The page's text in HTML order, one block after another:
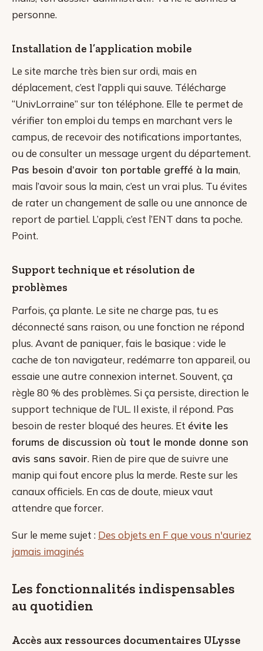
personne.
Installation de l’application mobile
Le site marche très bien sur ordi, mais en
déplacement, c’est l’appli qui sauve. Télécharge
“UnivLorraine” sur ton téléphone. Elle te permet de
vérifier ton emploi du temps en marchant vers le
campus, de recevoir des notifications importantes,
ou de consulter un message urgent du département.
Pas besoin d’avoir ton portable greffé à la main,
mais l’avoir sous la main, c’est un vrai plus. Tu évites
de rater un changement de salle ou une annonce de
report de partiel. L’appli, c’est l’ENT dans ta poche.
Point.
Support technique et résolution de
problèmes
Parfois, ça plante. Le site ne charge pas, tu es
déconnecté sans raison, ou une fonction ne répond
plus. Avant de paniquer, fais le basique : vide le
cache de ton navigateur, redémarre ton appareil, ou
essaie une autre connexion internet. Souvent, ça
règle 80 % des problèmes. Si ça persiste, direction le
support technique de l’UL. Il existe, il répond. Pas
besoin de rester bloqué des heures. Et évite les
forums de discussion où tout le monde donne son
avis sans savoir. Rien de pire que de suivre une
manip qui fout encore plus la merde. Reste sur les
canaux officiels. En cas de doute, mieux vaut
attendre que forcer.
Sur le meme sujet : Des objets en F que vous n'auriez
jamais imaginés
Les fonctionnalités indispensables
au quotidien
Accès aux ressources documentaires ULysse